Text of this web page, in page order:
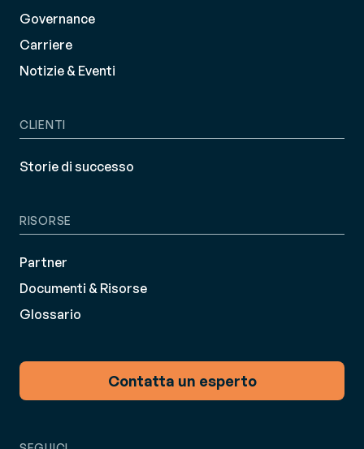
Governance
Carriere
Notizie & Eventi
CLIENTI
Storie di successo
RISORSE
Partner
Documenti & Risorse
Glossario
Contatta un esperto